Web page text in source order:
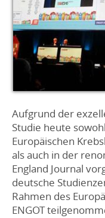
Aufgrund der
Studie heute
Europäischen
als auch in der
England Journal
deutsche
Rahmen des
ENGOT